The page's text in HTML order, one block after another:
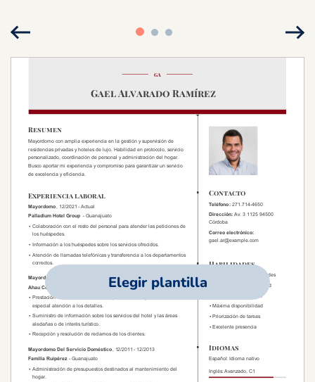
Elegir plantilla